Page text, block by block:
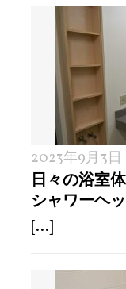
2023年9月3日
日々の浴室
シャワーヘ
[...]